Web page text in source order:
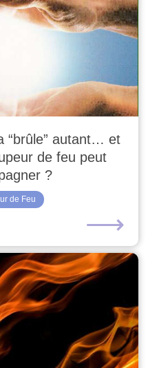
“brûle” autant… et
de feu peut
?
de Feu
⟶